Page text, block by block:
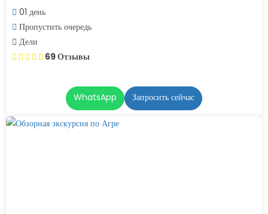
01 день
Пропустить очередь
Дели
69 Отзывы
WhatsApp Запросить сейчас